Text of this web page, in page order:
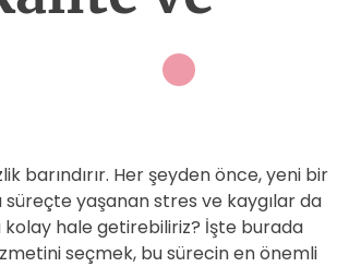
barındırır. Her şeyden önce, yeni bir
yaşanan stres ve kaygılar da
kolay hale getirebiliriz? İşte burada
seçmek, bu sürecin en önemli